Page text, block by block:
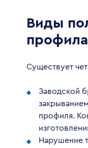
прямоугольную
дизайн и белый
Виды
Существует
Заводской
профиля.
Нарушение